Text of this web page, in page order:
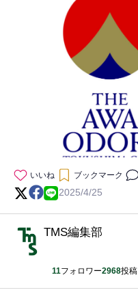
いいね ブックマーク
2025/4/25
TMS編集部
11フォロワー2968投稿